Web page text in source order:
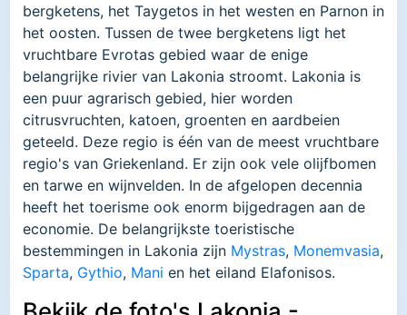
bergketens, het Taygetos in het westen en Parnon in
het oosten. Tussen de twee bergketens ligt het
vruchtbare Evrotas gebied waar de enige
belangrijke rivier van Lakonia stroomt. Lakonia is
een puur agrarisch gebied, hier worden
citrusvruchten, katoen, groenten en aardbeien
geteeld. Deze regio is één van de meest vruchtbare
regio's van Griekenland. Er zijn ook vele olijfbomen
en tarwe en wijnvelden. In de afgelopen decennia
heeft het toerisme ook enorm bijgedragen aan de
economie. De belangrijkste toeristische
bestemmingen in Lakonia zijn Mystras, Monemvasia,
Sparta, Gythio, Mani en het eiland Elafonisos.